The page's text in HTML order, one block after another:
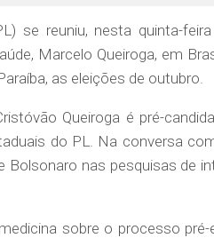
se reuniu, nesta quinta-
Marcelo Queiroga, em
as eleições de outubro.
Queiroga é pré-
do PL. Na conversa
nas pesquisas de
sobre o processo pré-